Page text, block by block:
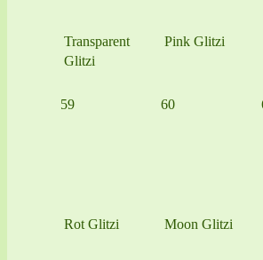
Transparent
Glitzi
Pink Glitzi
59
Rot Glitzi
60
Moon Glitzi